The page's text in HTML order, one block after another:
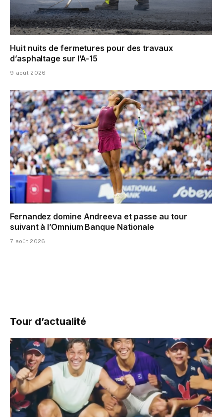
Huit nuits de fermetures pour des travaux
d’asphaltage sur l’A-15
9 août 2026
Fernandez domine Andreeva et passe au tour
suivant à l’Omnium Banque Nationale
7 août 2026
Tour d’actualité